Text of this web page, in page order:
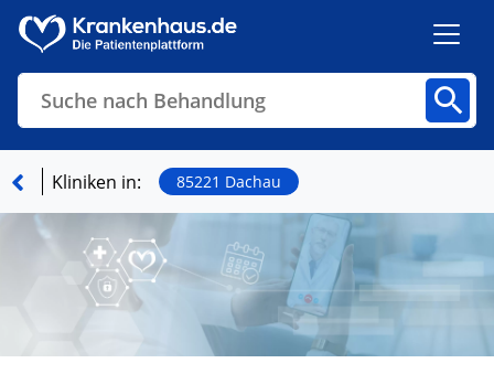
Suche nach Behandlung
Finden
Kliniken in: 85221 Dachau